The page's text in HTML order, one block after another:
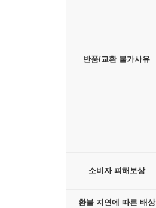
반품/교환 불가사유
소비자 피해보상
환불 지연에 따른 배상